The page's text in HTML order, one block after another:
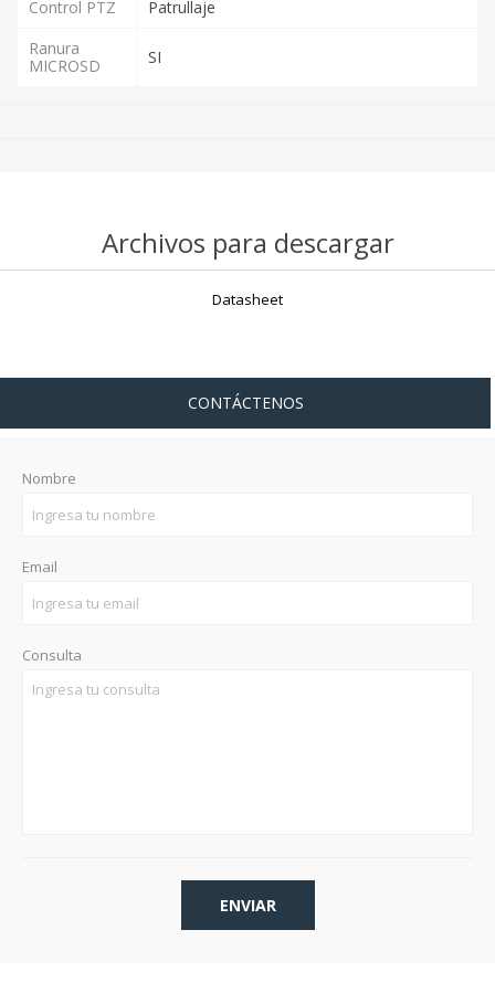
Control PTZ
Patrullaje
Ranura
MICROSD
SI
Archivos para descargar
Datasheet
CONTÁCTENOS
Nombre
Email
Consulta